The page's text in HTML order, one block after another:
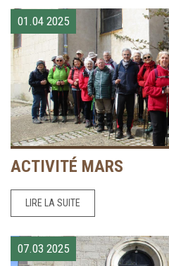
01.04 2025
ACTIVITÉ MARS
LIRE LA SUITE
07.03 2025